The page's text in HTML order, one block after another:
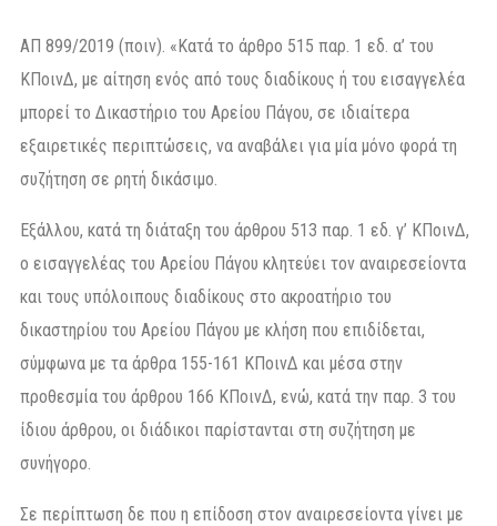
AΠ 899/2019 (ποιν). «Κατά το άρθρο 515 παρ. 1 εδ. α’ του
ΚΠοινΔ, με αίτηση ενός από τους διαδίκους ή του εισαγγελέα
μπορεί το Δικαστήριο του Αρείου Πάγου, σε ιδιαίτερα
εξαιρετικές περιπτώσεις, να αναβάλει για μία μόνο φορά τη
συζήτηση σε ρητή δικάσιμο.
Εξάλλου, κατά τη διάταξη του άρθρου 513 παρ. 1 εδ. γ’ ΚΠοινΔ,
ο εισαγγελέας του Αρείου Πάγου κλητεύει τον αναιρεσείοντα
και τους υπόλοιπους διαδίκους στο ακροατήριο του
δικαστηρίου του Αρείου Πάγου με κλήση που επιδίδεται,
σύμφωνα με τα άρθρα 155-161 ΚΠοινΔ και μέσα στην
προθεσμία του άρθρου 166 ΚΠοινΔ, ενώ, κατά την παρ. 3 του
ίδιου άρθρου, οι διάδικοι παρίστανται στη συζήτηση με
συνήγορο.
Σε περίπτωση δε που η επίδοση στον αναιρεσείοντα γίνει με